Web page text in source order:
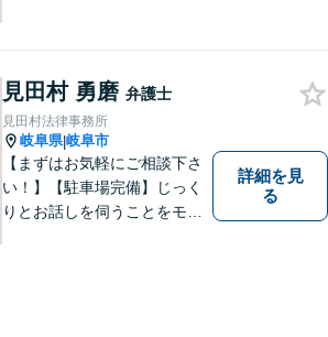
対応するため、必要な場合に
は他事務所の弁護士と連携し
ます。ご相談下さい。
見田村 勇磨 弁護士
見田村法律事務所
岐阜県|岐阜市
【まずはお気軽にご相談下さ
い！】【駐車場完備】じっく
りとお話しを伺うことをモッ
詳細を見
る